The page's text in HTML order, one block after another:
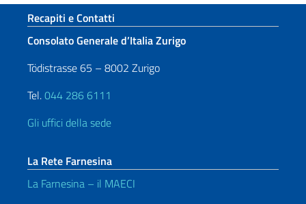
Sezione footer
Recapiti e Contatti
Consolato Generale d’Italia Zurigo
Tödistrasse 65 – 8002 Zurigo
Tel.044 286 6111
Gli uffici della sede
La Rete Farnesina
La Farnesina – il MAECI